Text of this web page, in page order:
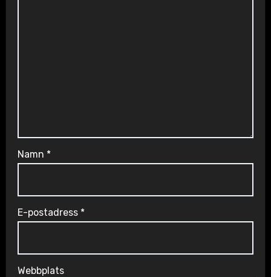
Namn *
E-postadress *
Webbplats